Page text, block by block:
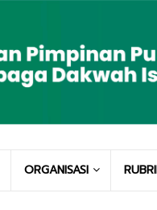
ORGANISASI